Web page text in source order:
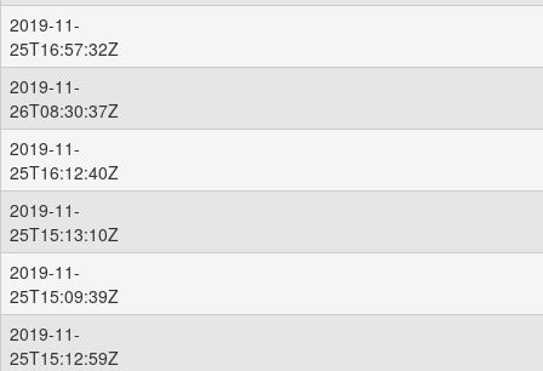
2019-11-
25T16:57:32Z
2019-11-
26T08:30:37Z
2019-11-
25T16:12:40Z
2019-11-
25T15:13:10Z
2019-11-
25T15:09:39Z
2019-11-
25T15:12:59Z